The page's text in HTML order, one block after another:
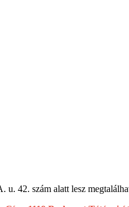
u. 42. szám alatt lesz